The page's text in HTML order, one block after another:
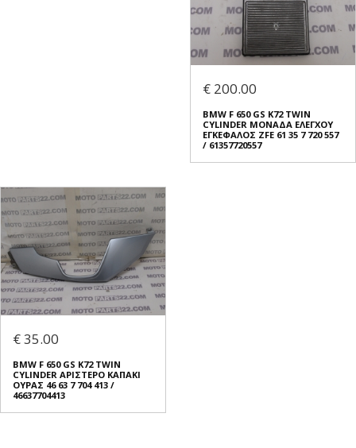
€ 200.00
BMW F 650 GS K72 TWIN
CYLINDER ΜΟΝΑΔΑ ΕΛΕΓΧΟΥ
ΕΓΚΕΦΑΛΟΣ ZFE 61 35 7 720 557
/ 61357720557
€ 35.00
BMW F 650 GS K72 TWIN
CYLINDER ΑΡΙΣΤΕΡΟ ΚΑΠΑΚΙ
ΟΥΡΑΣ 46 63 7 704 413 /
46637704413